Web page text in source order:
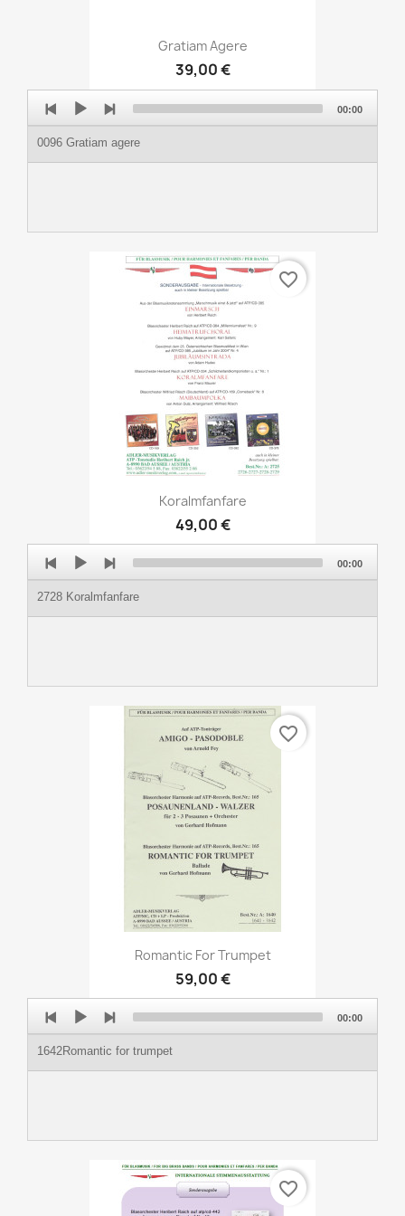
Gratiam Agere
39,00 €
Audio
Player
0096 Gratiam agere
00:00
Koralmfanfare
49,00 €
favorite_border
Player
2728 Koralmfanfare
00:00
Romantic For Trumpet
59,00 €
favorite_border
Player
1642Romantic for trumpet
00:00
favorite_border